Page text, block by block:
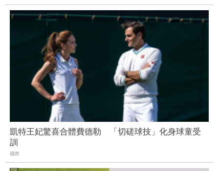
凱特王妃驚喜合體費德勒 「切磋球技」化身球童受
訓
國際